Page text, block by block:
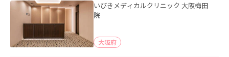
いびきメディカルクリニック 大阪梅田
院
大阪府